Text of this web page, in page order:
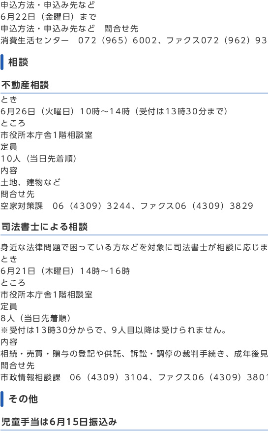
申込方法・申込み先など
6月22日（金曜日）まで
申込方法・申込み先など 問合せ先
消費生活センター 072（965）6002、ファクス072（962）
相談
不動産相談
とき
6月26日（火曜日）10時～14時（受付は13時30分まで）
ところ
市役所本庁舎1階相談室
定員
10人（当日先着順）
内容
土地、建物など
問合せ先
空家対策課 06（4309）3244、ファクス06（4309）3829
司法書士による相談
身近な法律問題で困っている方などを対象に司法書士が相談に応じ
とき
6月21日（木曜日）14時～16時
ところ
市役所本庁舎1階相談室
定員
8人（当日先着順）
※受付は13時30分からで、9人目以降は受けられません。
内容
相続・売買・贈与の登記や供託、訴訟・調停の裁判手続き、成年後
問合せ先
市政情報相談課 06（4309）3104、ファクス06（4309）
その他
児童手当は6月15日振込み